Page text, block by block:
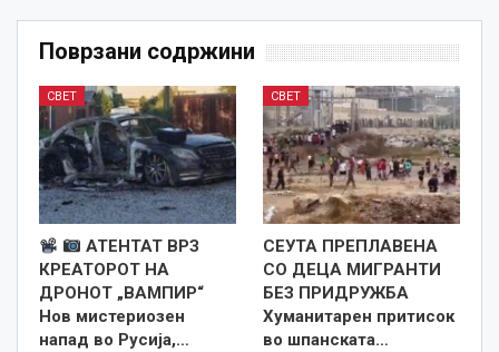
Поврзани содржини
СВЕТ
АТЕНТАТ ВРЗ
КРЕАТОРОТ НА
ДРОНОТ „ВАМПИР“
Нов мистериозен
напад во Русија,…
СВЕТ
СЕУТА ПРЕПЛАВЕНА
СО ДЕЦА МИГРАНТИ
БЕЗ ПРИДРУЖБА
Хуманитарен притисок
во шпанската…